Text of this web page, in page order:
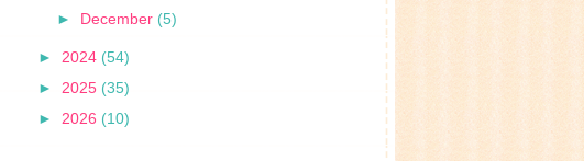
► December (5)
► 2024 (54)
► 2025 (35)
► 2026 (10)